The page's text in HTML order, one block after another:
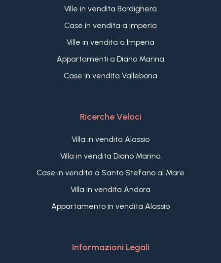
Ville in vendita Bordighera
Case in vendita a Imperia
Ville in vendita a Imperia
Appartamenti a Diano Marina
Case in vendita Vallebona
Ricerche Veloci
Villa in vendita Alassio
Villa in vendita Diano Marina
Case in vendita a Santo Stefano al Mare
Villa in vendita Andora
Appartamento in vendita Alassio
Informazioni Legali